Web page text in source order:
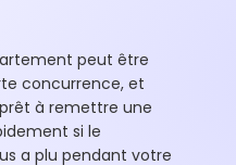
peut être
concurrence, et
à remettre une
si le
a plu pendant votre